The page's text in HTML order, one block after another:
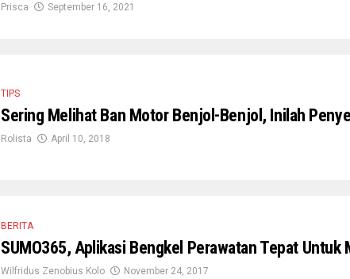
Prisca September 16, 2021
TIPS
Sering Melihat Ban Motor Benjol-Benjol, Inilah
Rolista April 10, 2018
BERITA
SUMO365, Aplikasi Bengkel Perawatan Tepat Untuk
Wilfridus Zenobius Kolo November 24, 2017